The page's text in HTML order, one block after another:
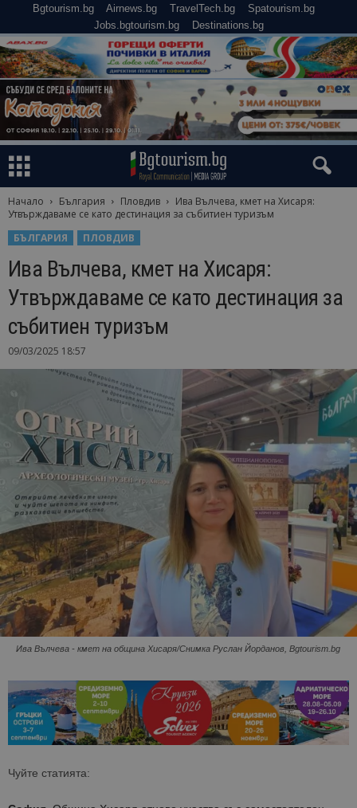
Bgtourism.bg Airnews.bg TravelTech.bg
Spatourism.bg
Jobs.bgtourism.bg
Destinations.bg
Начало България Пловдив
Ива Вълчева, кмет на Хисаря:
Утвърждаваме се като дестинация за събитиен туризъм
БЪЛГАРИЯ
ПЛОВДИВ
Ива Вълчева, кмет на Хисаря:
Утвърждаваме се като дестинация за
събитиен туризъм
09/03/2025 18:57
Ива Вълчева - кмет на община Хисаря/Снимка Руслан Йорданов, Bgtourism.bg
Чуйте статията: